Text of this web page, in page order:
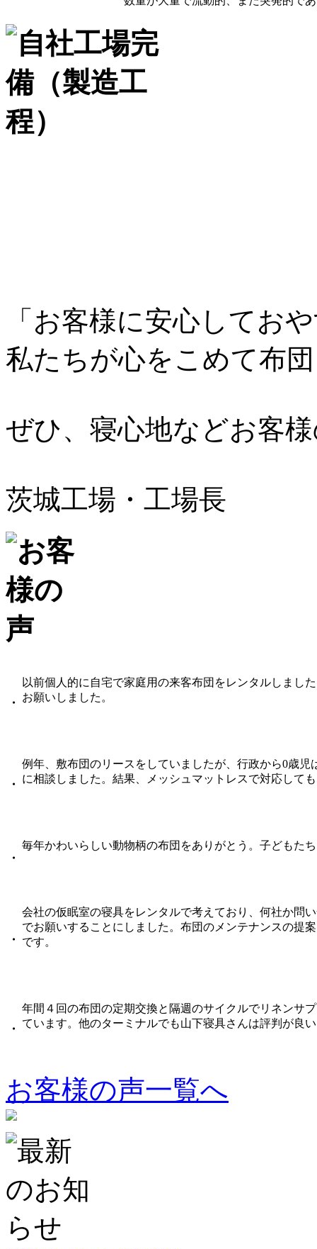
「お客様に安心してお
私たちが心をこめて布
ぜひ、寝心地などお客
茨城工場・工場長
・
以前個人的に自宅で家庭用の来客布団をレンタルしまし
お願いしました。
・
例年、敷布団のリースをしていましたが、行政から0歳
に相談しました。結果、メッシュマットレスで対応して
・
毎年かわいらしい動物柄の布団をありがとう。子どもた
・
会社の仮眠室の寝具をレンタルで考えており、何社か問
でお願いすることにしました。布団のメンテナンスの提
です。
・
年間４回の布団の定期交換と隔週のサイクルでリネンサ
ています。他のターミナルでも山下寝具さんは評判が良
お客様の声一覧へ